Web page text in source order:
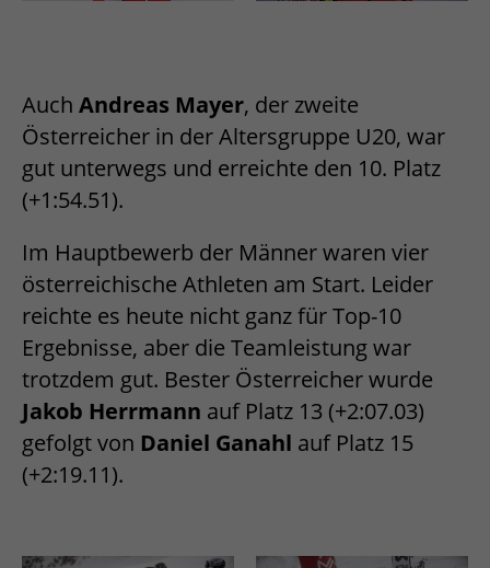
Auch Andreas Mayer, der zweite
Österreicher in der Altersgruppe U20, war
gut unterwegs und erreichte den 10. Platz
(+1:54.51).
Im Hauptbewerb der Männer waren vier
österreichische Athleten am Start. Leider
reichte es heute nicht ganz für Top-10
Ergebnisse, aber die Teamleistung war
trotzdem gut. Bester Österreicher wurde
Jakob Herrmann auf Platz 13 (+2:07.03)
gefolgt von Daniel Ganahl auf Platz 15
(+2:19.11).